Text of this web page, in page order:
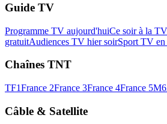
Guide TV
Programme TV aujourd'huiCe soir à la
gratuitAudiences TV hier soirSport TV en
Chaînes TNT
TF1France 2France 3France 4France 5M6
Câble & Satellite